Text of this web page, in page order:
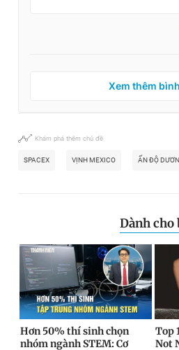
Xem thêm
Khám phá thêm chủ đề
SPACEX VỊNH MEXICO ẤN ĐỘ